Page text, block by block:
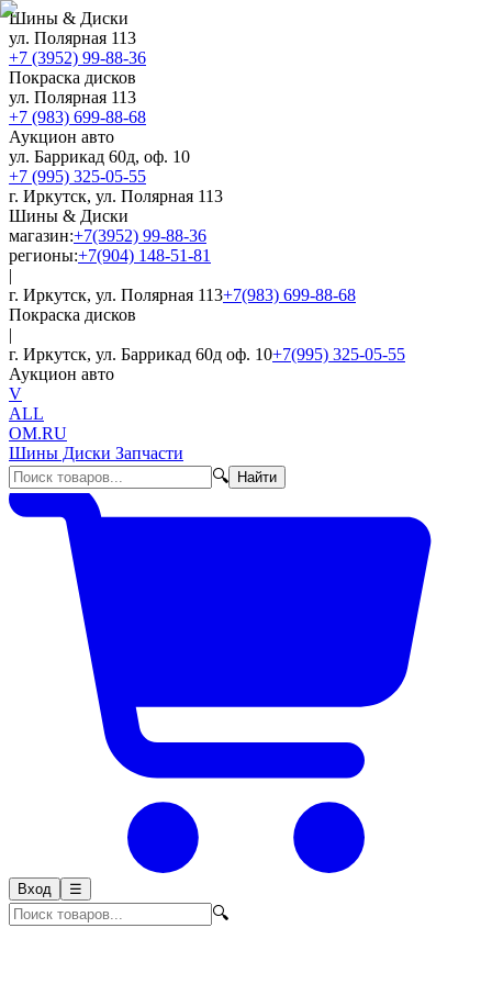
Шины & Диски
ул. Полярная 113
+7 (3952) 99-88-36
Покраска дисков
ул. Полярная 113
+7 (983) 699-88-68
Аукцион авто
ул. Баррикад 60д, оф. 10
+7 (995) 325-05-55
г. Иркутск, ул. Полярная 113
Шины & Диски
магазин:+7(3952) 99-88-36
регионы:+7(904) 148-51-81
|
г. Иркутск, ул. Полярная 113+7(983) 699-88-68
Покраска дисков
|
г. Иркутск, ул. Баррикад 60д оф. 10+7(995) 325-05-55
Аукцион авто
V
ALL
OM.RU
Шины Диски Запчасти
🔍
Найти
Вход ☰
🔍